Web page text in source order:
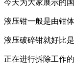
今天为大家展示的
液压钳一般是由钳
液压破碎钳就好比
正在进行拆除工作